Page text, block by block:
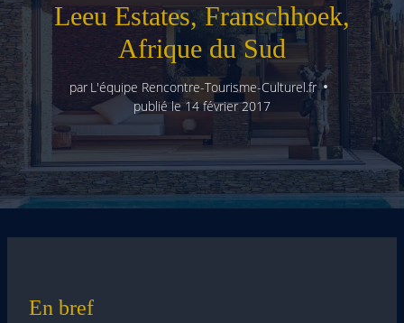
Leeu Estates, Franschhoek,
Afrique du Sud
par L'équipe Rencontre-Tourisme-Culturel.fr
publié le 14 février 2017
En bref